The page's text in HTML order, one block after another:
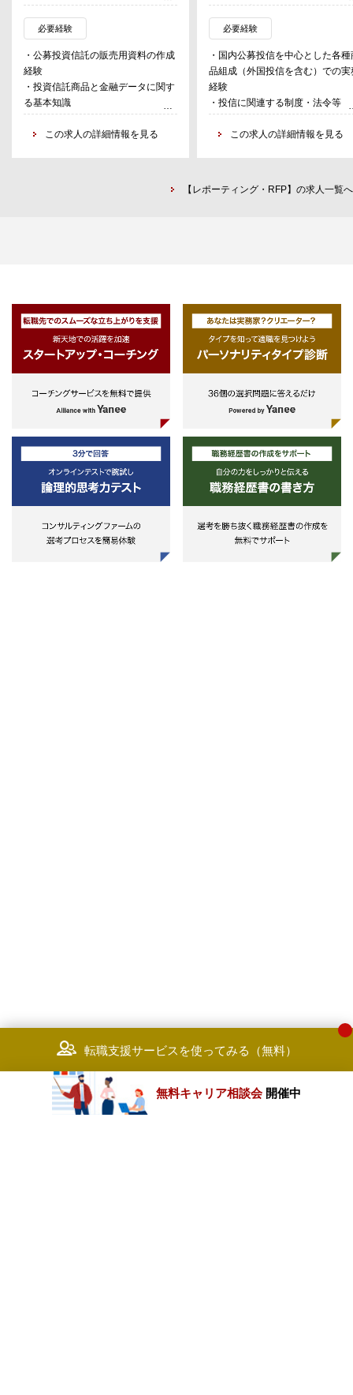
担う。ファンド販売用資料、リーフ
レット、動画、販売会社向け研修資
料など、幅広いコンテンツを手がけ
ていただくポジション。
単なる資料作成業務にとどまらず、
「どのように商品の魅力を分かりや
すく、効果的に伝えるか」という視
を主体的にリードしていただく。
必要経験
・公募投資信託の販売用資料の作成
経験
・投資信託商品と金融データに関す
る基本知識
・Excelによる基本データ処理能力
／PowerPointによる資料作成能力
この求人の詳細情報を見る
ィアの考案、販売会社への同行提
などの営業サポート）
必要経験
・国内公募投信を中心とした各種
品組成（外国投信を含む）での実
経験
・投信に関連する制度・法令等（
融商品取引法や投信法、投信協会
則など）の知識
解、英語での会話やメールによる
この求人の詳細情報を見る
【レポーティング・RFP】の求人一覧へ
転職支援サービスを使ってみる（無料）
無料キャリア相談会 開催中